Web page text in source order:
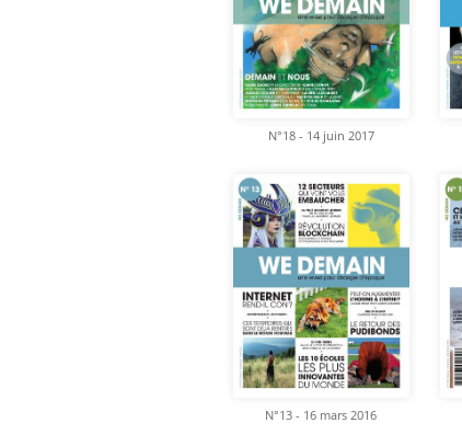
N°18 - 14 juin 2017
N°13 - 16 mars 2016